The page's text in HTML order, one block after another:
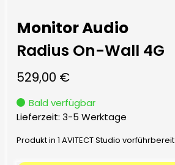
Monitor Audio
Radius On-Wall 4G
529,00 €
Bald verfügbar
Lieferzeit: 3-5 Werktage
Produkt in 1 AVITECT Studio vorführbereit